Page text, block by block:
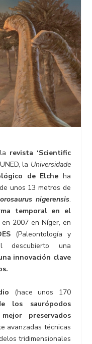
revista ‘Scientific
la Universidade
de Elche ha
unos 13 metros de
nigerensis.
temporal en el
2007 en Níger, en
(Paleontología y
una
innovación clave
(hace unos 170
los saurópodos
preservados
avanzadas técnicas
tridimensionales